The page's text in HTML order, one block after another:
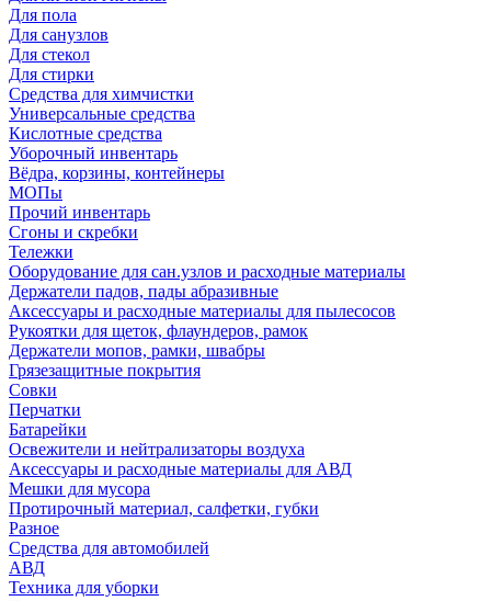
Для пола
Для санузлов
Для стекол
Для стирки
Средства для химчистки
Универсальные средства
Кислотные средства
Уборочный инвентарь
Вёдра, корзины, контейнеры
МОПы
Прочий инвентарь
Сгоны и скребки
Тележки
Оборудование для сан.узлов и расходные материалы
Держатели падов, пады абразивные
Аксессуары и расходные материалы для пылесосов
Рукоятки для щеток, флаундеров, рамок
Держатели мопов, рамки, швабры
Грязезащитные покрытия
Совки
Перчатки
Батарейки
Освежители и нейтрализаторы воздуха
Аксессуары и расходные материалы для АВД
Мешки для мусора
Протирочный материал, салфетки, губки
Разное
Средства для автомобилей
АВД
Техника для уборки